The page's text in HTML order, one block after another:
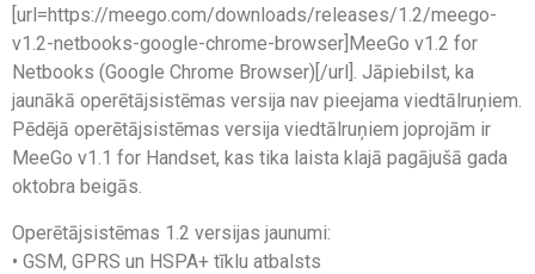
[url=https://meego.com/downloads/releases/1.2/meego-
v1.2-netbooks-google-chrome-browser]MeeGo v1.2 for
Netbooks (Google Chrome Browser)[/url]. Jāpiebilst, ka
jaunākā operētājsistēmas versija nav pieejama viedtālruņiem.
Pēdējā operētājsistēmas versija viedtālruņiem joprojām ir
MeeGo v1.1 for Handset, kas tika laista klajā pagājušā gada
oktobra beigās.
Operētājsistēmas 1.2 versijas jaunumi:
• GSM, GPRS un HSPA+ tīklu atbalsts